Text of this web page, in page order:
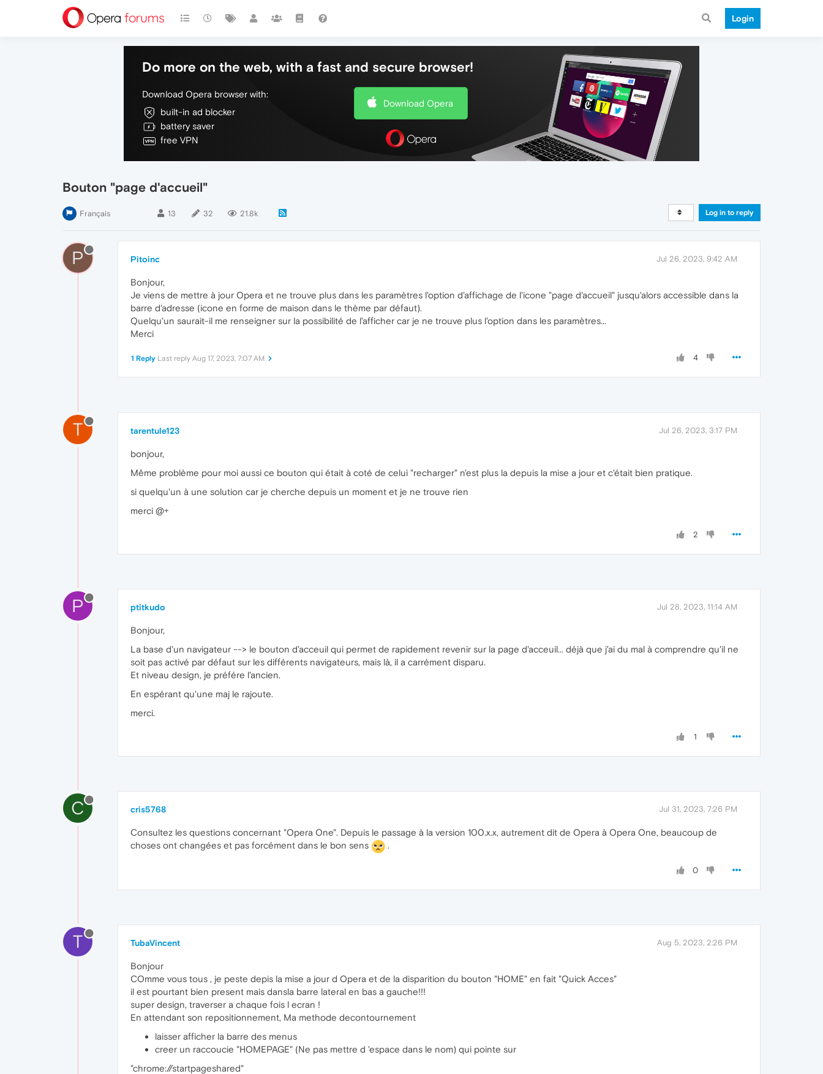
Login
Do more on the web, with a fast and secure browser!
Download Opera browser with:
built-in ad blocker
battery saver
free VPN
Download Opera
Bouton "page d'accueil"
Français 13 32 21.8k Log in to reply
P Pitoinc Jul 26, 2023, 9:42 AM
Bonjour,
Je viens de mettre à jour Opera et ne trouve plus dans les paramètres l'option d'affichage de l'icone "page d'accueil" jusqu'alors accessible dans la
barre d'adresse (icone en forme de maison dans le thème par défaut).
Quelqu'un saurait-il me renseigner sur la possibilité de l'afficher car je ne trouve plus l'option dans les paramètres...
Merci
4
1 Reply Last reply Aug 17, 2023, 7:07 AM
T tarentule123 Jul 26, 2023, 3:17 PM
bonjour,
Même problème pour moi aussi ce bouton qui était à coté de celui "recharger" n'est plus la depuis la mise a jour et c'était bien pratique.
si quelqu'un à une solution car je cherche depuis un moment et je ne trouve rien
merci @+
2
P ptitkudo Jul 28, 2023, 11:14 AM
Bonjour,
La base d'un navigateur --> le bouton d'acceuil qui permet de rapidement revenir sur la page d'acceuil... déjà que j'ai du mal à comprendre qu'il ne
soit pas activé par défaut sur les différents navigateurs, mais là, il a carrément disparu.
Et niveau design, je préfére l'ancien.
En espérant qu'une maj le rajoute.
merci.
1
C cris5768 Jul 31, 2023, 7:26 PM
Consultez les questions concernant "Opera One". Depuis le passage à la version 100.x.x, autrement dit de Opera à Opera One, beaucoup de
choses ont changées et pas forcément dans le bon sens
.
0
T TubaVincent Aug 5, 2023, 2:26 PM
Bonjour
COmme vous tous , je peste depis la mise a jour d Opera et de la disparition du bouton "HOME" en fait "Quick Acces"
il est pourtant bien present mais dansla barre lateral en bas a gauche!!!
super design, traverser a chaque fois l ecran !
En attendant son repositionnement, Ma methode decontournement
laisser afficher la barre des menus
creer un raccoucie "HOMEPAGE" (Ne pas mettre d 'espace dans le nom) qui pointe sur
"chrome://startpageshared"